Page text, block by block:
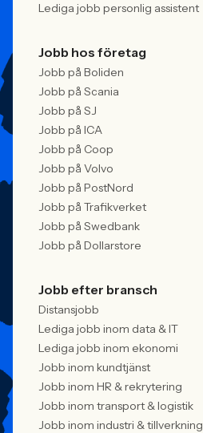
Lediga jobb personlig assistent
Jobb hos företag
Jobb på Boliden
Jobb på Scania
Jobb på SJ
Jobb på ICA
Jobb på Coop
Jobb på Volvo
Jobb på PostNord
Jobb på Trafikverket
Jobb på Swedbank
Jobb på Dollarstore
Jobb efter bransch
Distansjobb
Lediga jobb inom data & IT
Lediga jobb inom ekonomi
Jobb inom kundtjänst
Jobb inom HR & rekrytering
Jobb inom transport & logistik
Jobb inom industri & tillverkning